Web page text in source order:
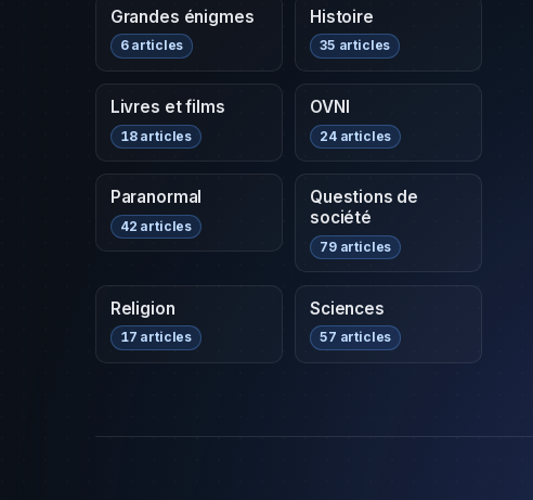
Grandes énigmes
6 articles
Histoire
35 articles
Livres et films
18 articles
OVNI
24 articles
Paranormal
42 articles
Questions de
société
79 articles
Religion
17 articles
Sciences
57 articles